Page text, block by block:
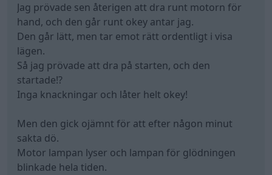
Jag prövade sen återigen att dra runt motorn för
hand, och den går runt okey antar jag.
Den går lätt, men tar emot rätt ordentligt i visa
lägen.
Så jag prövade att dra på starten, och den
startade!?
Inga knackningar och låter helt okey!
Men den gick ojämnt för att efter någon minut
sakta dö.
Motor lampan lyser och lampan för glödningen
blinkade hela tiden.